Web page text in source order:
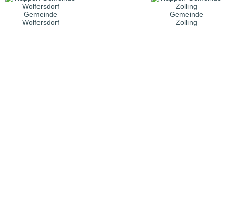
Gemeinde
Wolfersdorf
Gemeinde
Zolling